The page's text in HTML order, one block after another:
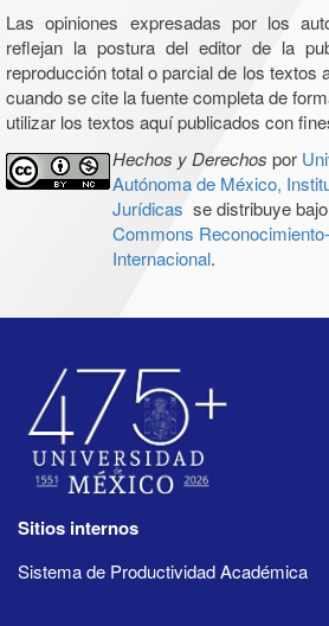
Las opiniones expresadas por los
reflejan la postura del editor de la
reproducción total o parcial de los textos
cuando se cite la fuente completa de
utilizar los textos aquí publicados con
Hechos y Derechos por
Autónoma de México,
Jurídicas se distribuye
Commons
Internacional.
Sitios internos
Sistema de Productividad Académica